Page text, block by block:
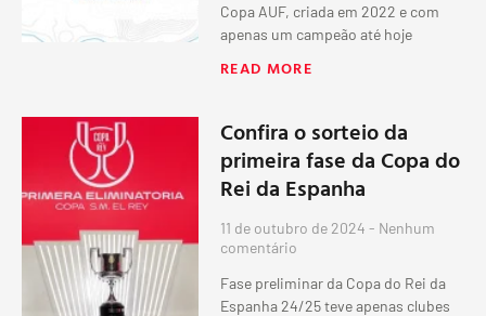
Copa AUF, criada em 2022 e com
apenas um campeão até hoje
READ MORE
Confira o sorteio da
primeira fase da Copa do
Rei da Espanha
11 de outubro de 2024 Nenhum
comentário
Fase preliminar da Copa do Rei da
Espanha 24/25 teve apenas clubes